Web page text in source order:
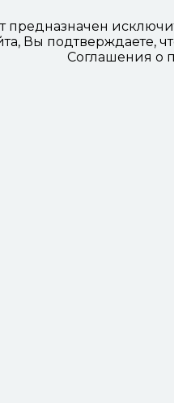
предназначен
Вы подтверждаете,
Соглашения о